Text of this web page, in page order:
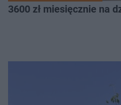
3600 zł miesięcznie na